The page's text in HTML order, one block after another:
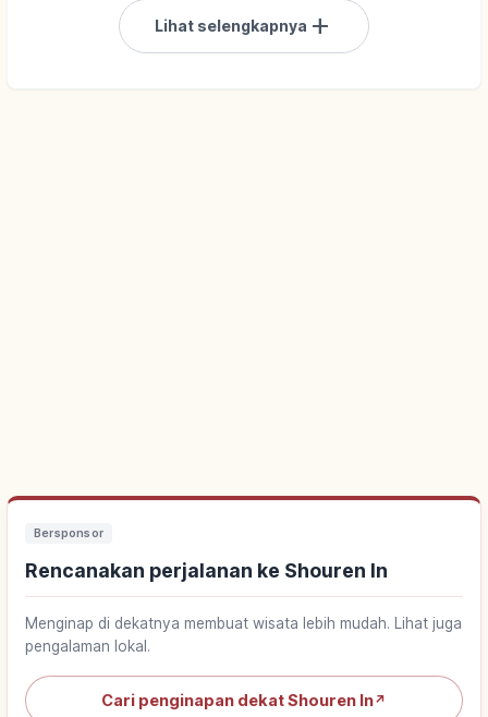
Lihat selengkapnya add
Bersponsor
Rencanakan perjalanan ke Shouren In
Menginap di dekatnya membuat wisata lebih mudah. Lihat juga
pengalaman lokal.
Cari penginapan dekat Shouren In↗